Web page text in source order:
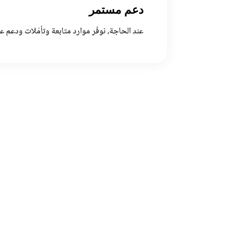
دعم مستمر
عند الحاجة، نوفّر موارد متابعة وتأمّلات ودعم